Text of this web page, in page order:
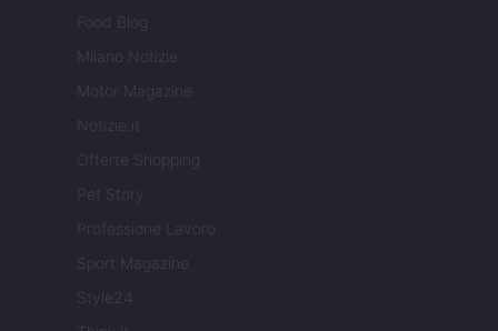
Food Blog
Milano Notizie
Motor Magazine
Notizie.it
Offerte Shopping
Pet Story
Professione Lavoro
Sport Magazine
Style24